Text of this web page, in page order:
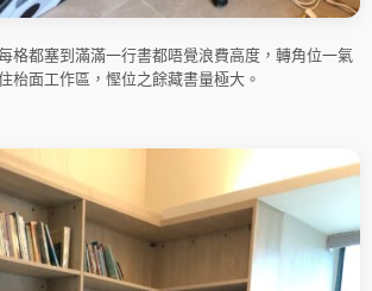
格都塞到滿滿一行書都唔覺浪費高度，轉角位一氣
枱面工作區，慳位之餘藏書量極大。